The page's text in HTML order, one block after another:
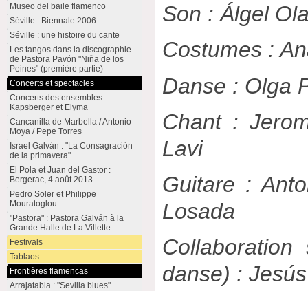
Son : Álgel
Costumes :
Danse : Olga
Chant :
Lavi
Guitare :
Losada
danse) :
Museo del baile flamenco
Séville : Biennale 2006
Séville : une histoire du cante
Les tangos dans la discographie
de Pastora Pavón "Niña de los
Peines" (première partie)
Concerts et spectacles
Concerts des ensembles
Kapsberger et Elyma
Cancanilla de Marbella / Antonio
Moya / Pepe Torres
Israel Galván : "La Consagración
de la primavera"
El Pola et Juan del Gastor :
Bergerac, 4 août 2013
Pedro Soler et Philippe
Mouratoglou
"Pastora" : Pastora Galván à la
Grande Halle de La Villette
Festivals
Tablaos
Frontières flamencas
Arrajatabla : "Sevilla blues"